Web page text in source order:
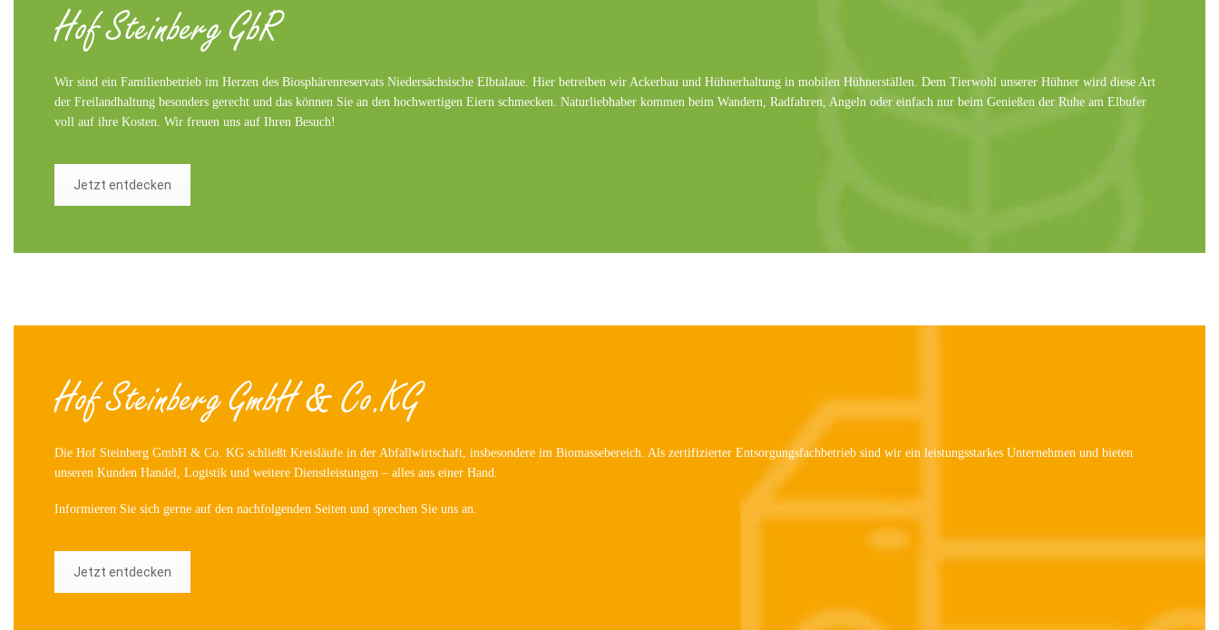
Hof Steinberg GbR
Wir sind ein Familienbetrieb im Herzen des Biosphärenreservats Niedersächsische Elbtalaue. Hier betreiben wir Ackerbau und Hühnerhaltung in mobilen Hühnerställen. Dem Tierwohl unserer Hühner wird diese Art
der Freilandhaltung besonders gerecht und das können Sie an den hochwertigen Eiern schmecken. Naturliebhaber kommen beim Wandern, Radfahren, Angeln oder einfach nur beim Genießen der Ruhe am Elbufer
voll auf ihre Kosten. Wir freuen uns auf Ihren Besuch!
Jetzt entdecken
Hof Steinberg GmbH & Co.KG
Die Hof Steinberg GmbH & Co. KG schließt Kreisläufe in der Abfallwirtschaft, insbesondere im Biomassebereich. Als zertifizierter Entsorgungsfachbetrieb sind wir ein leistungsstarkes Unternehmen und bieten
unseren Kunden Handel, Logistik und weitere Dienstleistungen – alles aus einer Hand.
Informieren Sie sich gerne auf den nachfolgenden Seiten und sprechen Sie uns an.
Jetzt entdecken